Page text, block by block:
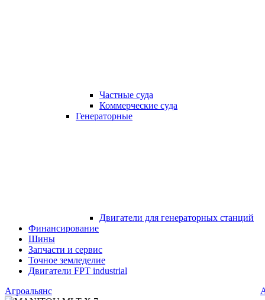
Частные суда
Коммерческие суда
Генераторные
Двигатели для генераторных станций
Финансирование
Шины
Запчасти и сервис
Точное земледелие
Двигатели FPT industrial
Агроальянс